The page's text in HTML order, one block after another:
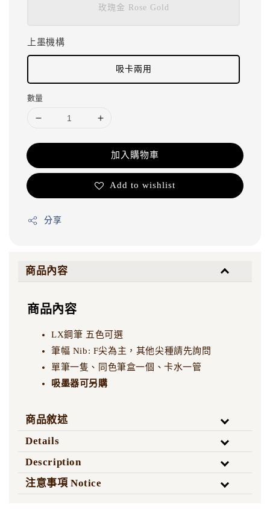
玫瑰金 Rose Gold
上墨機構
吸卡兩用
數量
加入購物車
Add to wishlist
分享
商品內容
商品內容
LX鋼筆 五色可選
筆幅 Nib: F尖為主，其他尖種請先詢問
單筆一隻、同色筆盒一個、卡水一管
吸墨器可另購
商品敘述
Details
Description
注意事項 Notice